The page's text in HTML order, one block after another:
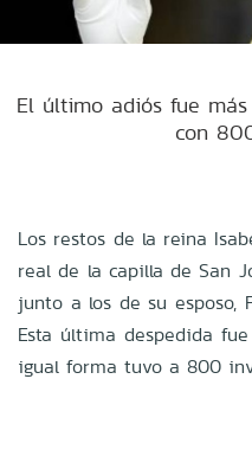
El último adiós fue
con
Los restos de la reina
real de la capilla de San
junto a los de su esposo,
Esta última despedida
igual forma tuvo a 800